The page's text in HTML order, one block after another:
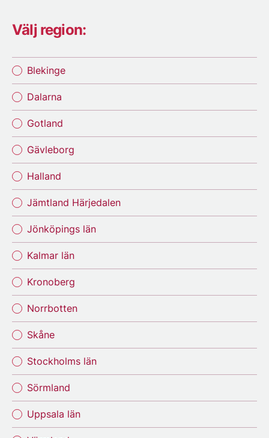
Välj region:
Blekinge
Dalarna
Gotland
Gävleborg
Halland
Jämtland Härjedalen
Jönköpings län
Kalmar län
Kronoberg
Norrbotten
Skåne
Stockholms län
Sörmland
Uppsala län